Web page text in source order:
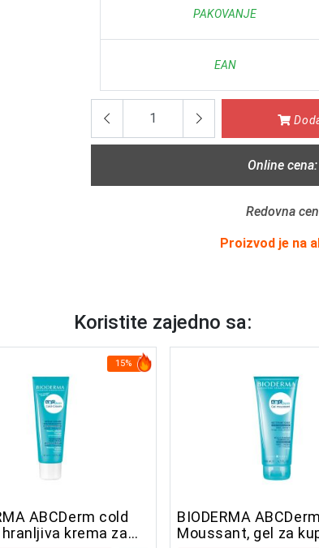
PAKOVANJE
EAN
Online cena:
Redovna
Proizvod je na
Koristite zajedno sa:
15%
ABCDerm cold
krema za
BIODERMA
Moussant, gel za